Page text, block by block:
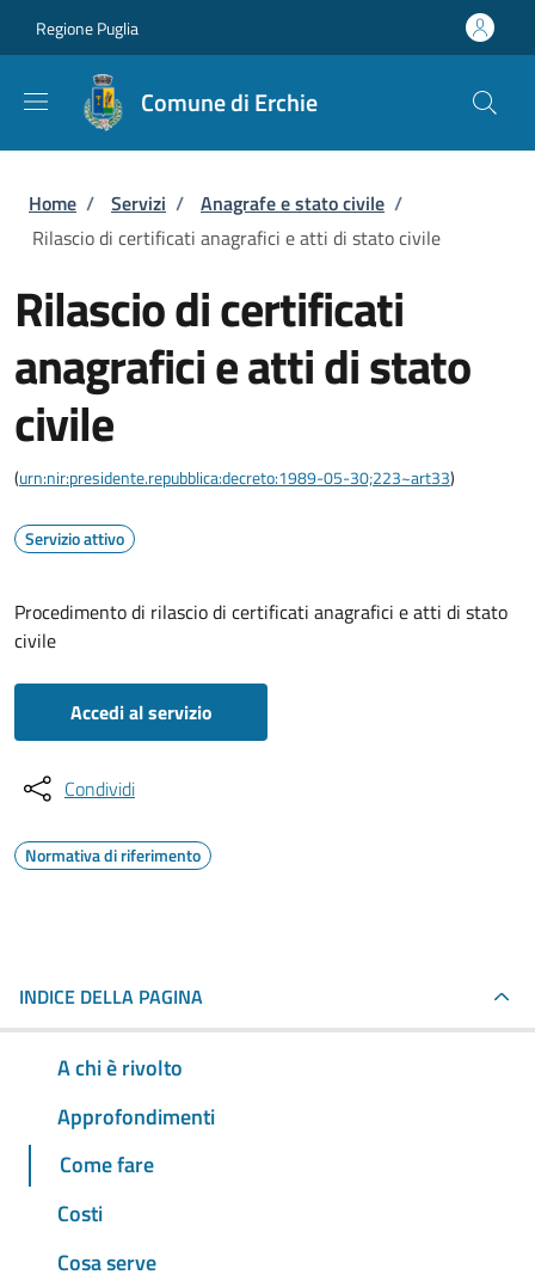
Regione Puglia
Comune di Erchie
Briciole di pane
Home / Servizi / Anagrafe e stato civile /
Rilascio di certificati anagrafici e atti di stato civile
Rilascio di certificati
anagrafici e atti di stato
civile
(urn:nir:presidente.repubblica:decreto:1989-05-30;223~art33)
Servizio attivo
Procedimento di rilascio di certificati anagrafici e atti di stato
civile
Accedi al servizio
Condividi
Normativa di riferimento
INDICE DELLA PAGINA
A chi è rivolto
Approfondimenti
Come fare
Costi
Cosa serve